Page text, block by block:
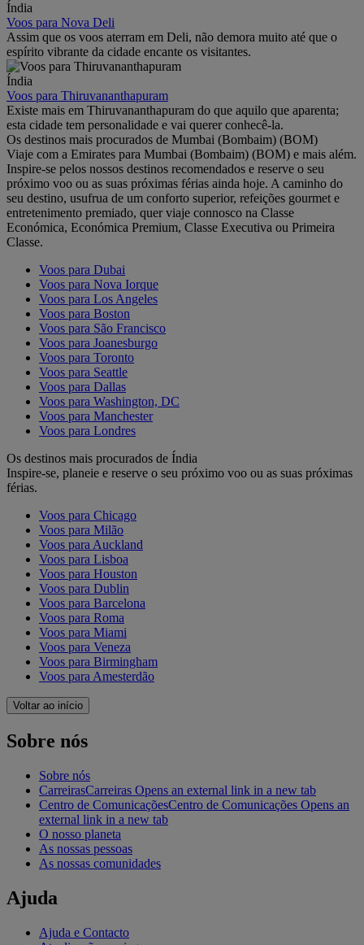
Índia
Voos para Nova Deli
Assim que os voos aterram em Deli, não demora muito até que o
espírito vibrante da cidade encante os visitantes.
Índia
Voos para Thiruvananthapuram
Existe mais em Thiruvananthapuram do que aquilo que aparenta;
esta cidade tem personalidade e vai querer conhecê-la.
Os destinos mais procurados de Mumbai (Bombaim) (BOM)
Viaje com a Emirates para Mumbai (Bombaim) (BOM) e mais além.
Inspire-se pelos nossos destinos recomendados e reserve o seu
próximo voo ou as suas próximas férias ainda hoje. A caminho do
seu destino, usufrua de um conforto superior, refeições gourmet e
entretenimento premiado, quer viaje connosco na Classe
Económica, Económica Premium, Classe Executiva ou Primeira
Classe.
Voos para Dubai
Voos para Nova Iorque
Voos para Los Angeles
Voos para Boston
Voos para São Francisco
Voos para Joanesburgo
Voos para Toronto
Voos para Seattle
Voos para Dallas
Voos para Washington, DC
Voos para Manchester
Voos para Londres
Os destinos mais procurados de Índia
Inspire-se, planeie e reserve o seu próximo voo ou as suas próximas
férias.
Voos para Chicago
Voos para Milão
Voos para Auckland
Voos para Lisboa
Voos para Houston
Voos para Dublin
Voos para Barcelona
Voos para Roma
Voos para Miami
Voos para Veneza
Voos para Birmingham
Voos para Amesterdão
Voltar ao início
Sobre nós
Sobre nós
CarreirasCarreiras Opens an external link in a new tab
Centro de ComunicaçõesCentro de Comunicações Opens an
external link in a new tab
O nosso planeta
As nossas pessoas
As nossas comunidades
Ajuda
Ajuda e Contacto